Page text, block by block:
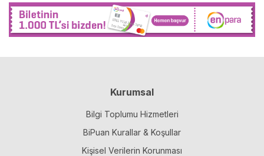
Kurumsal
Bilgi Toplumu Hizmetleri
BiPuan Kurallar & Koşullar
Kişisel Verilerin Korunması